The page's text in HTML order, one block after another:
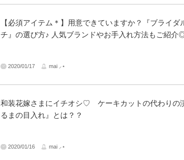
【必須アイテム＊】用意できていますか？『ブライダ
チ』の選び方♪ 人気ブランドやお手入れ方法もご紹介
2020/01/17 mai ⸝⋆
和装花嫁さまにイチオシ♡ ケーキカットの代わりの
るまの目入れ』とは？？
2020/01/16 mai ⸝⋆